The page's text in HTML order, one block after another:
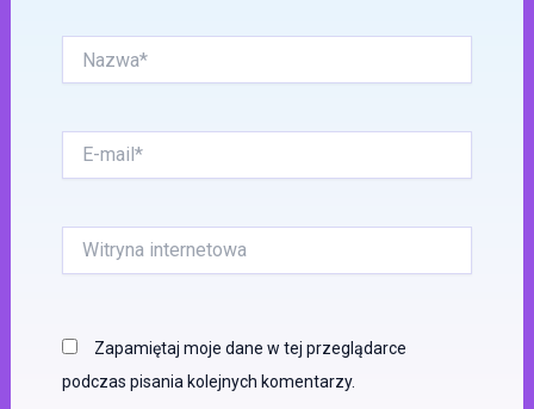
mail*
internetowa
Zapamiętaj moje dane w tej przeglądarce
podczas pisania kolejnych komentarzy.